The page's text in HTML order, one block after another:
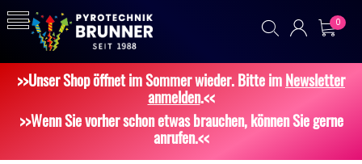
0
>>Unser Shop öffnet im Sommer wieder. Bitte imNewsletter
anmelden.<<
>>Wenn Sie vorher schon etwas brauchen, können Sie gerne
anrufen.<<